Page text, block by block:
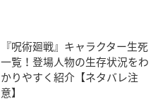
『呪術廻戦』キャラクター生死
一覧！登場人物の生存状況をわ
かりやすく紹介【ネタバレ注
意】